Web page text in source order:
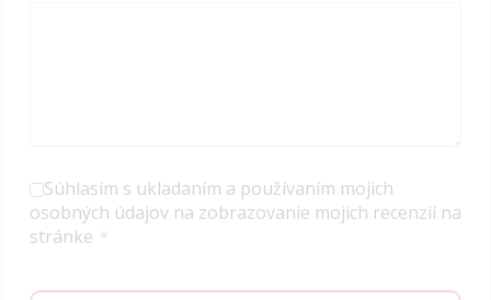
Súhlasím s ukladaním a používaním mojich
osobných údajov na zobrazovanie mojich recenzií na
stránke